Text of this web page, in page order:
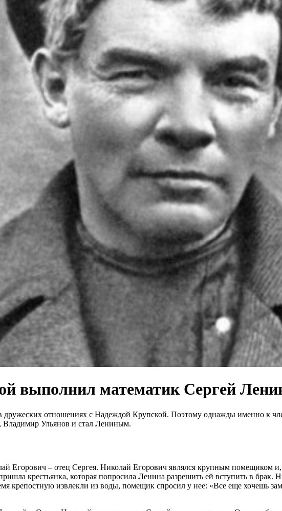
выполнил математик Сергей
отношениях с Надеждой Крупской. Поэтому однажды именно к
Владимир Ульянов и стал Лениным.
Егорович – отец Сергея. Николай Егорович являлся крупным помещиком
крестьянка, которая попросила Ленина разрешить ей вступить в брак.
крепостную извлекли из воды, помещик спросил у нее: «Все еще хочешь